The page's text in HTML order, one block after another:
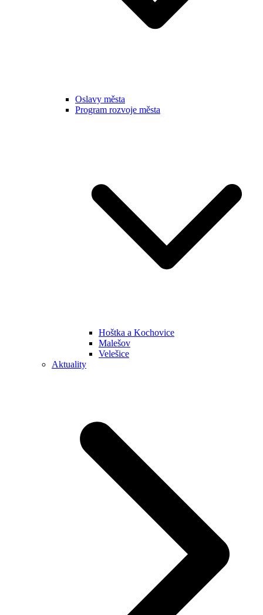
Oslavy města
Program rozvoje města
Hoštka a Kochovice
Malešov
Velešice
Aktuality